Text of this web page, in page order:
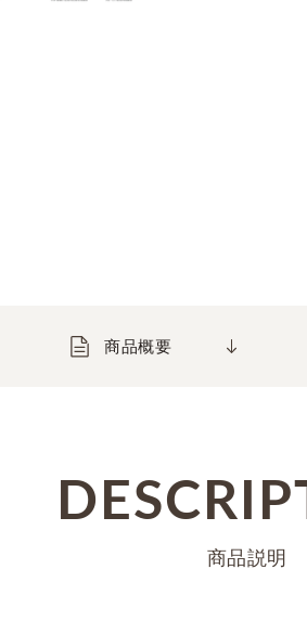
商品概要
商品説明